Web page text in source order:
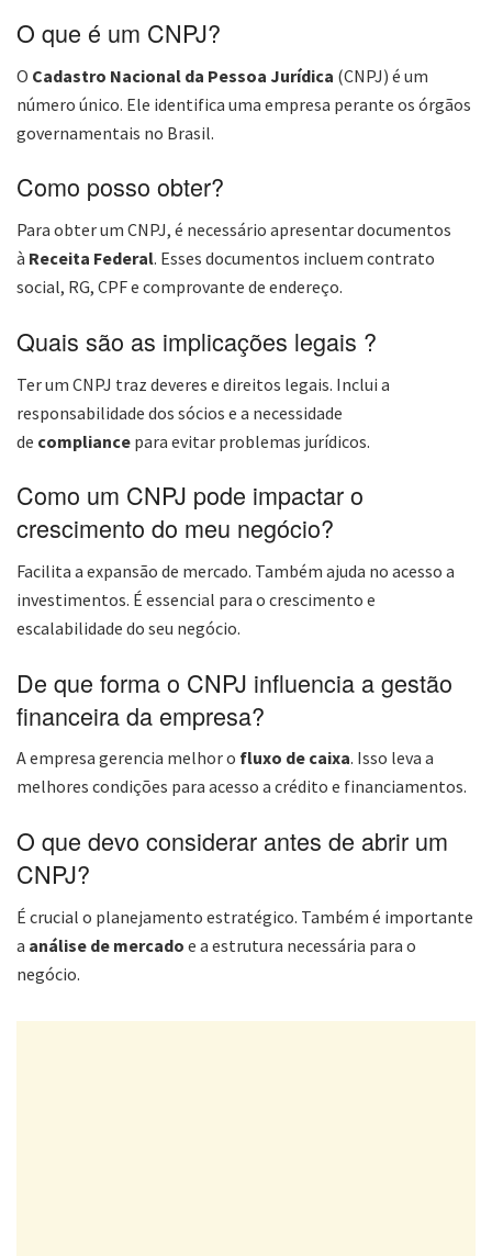
O que é um CNPJ?
O Cadastro Nacional da Pessoa Jurídica (CNPJ) é um
número único. Ele identifica uma empresa perante os órgãos
governamentais no Brasil.
Como posso obter?
Para obter um CNPJ, é necessário apresentar documentos
à Receita Federal. Esses documentos incluem contrato
social, RG, CPF e comprovante de endereço.
Quais são as implicações legais ?
Ter um CNPJ traz deveres e direitos legais. Inclui a
responsabilidade dos sócios e a necessidade
de compliance para evitar problemas jurídicos.
Como um CNPJ pode impactar o
crescimento do meu negócio?
Facilita a expansão de mercado. Também ajuda no acesso a
investimentos. É essencial para o crescimento e
escalabilidade do seu negócio.
De que forma o CNPJ influencia a gestão
financeira da empresa?
A empresa gerencia melhor o fluxo de caixa. Isso leva a
melhores condições para acesso a crédito e financiamentos.
O que devo considerar antes de abrir um
CNPJ?
É crucial o planejamento estratégico. Também é importante
a análise de mercado e a estrutura necessária para o
negócio.